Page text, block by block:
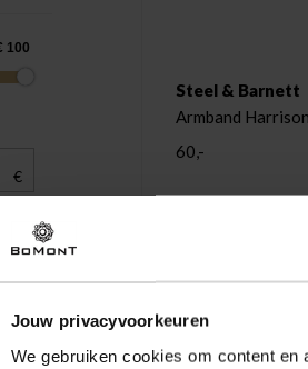
Jouw privacyvoorkeuren
We gebruiken cookies om content
€
Steel & Barnett
Armband
60,-